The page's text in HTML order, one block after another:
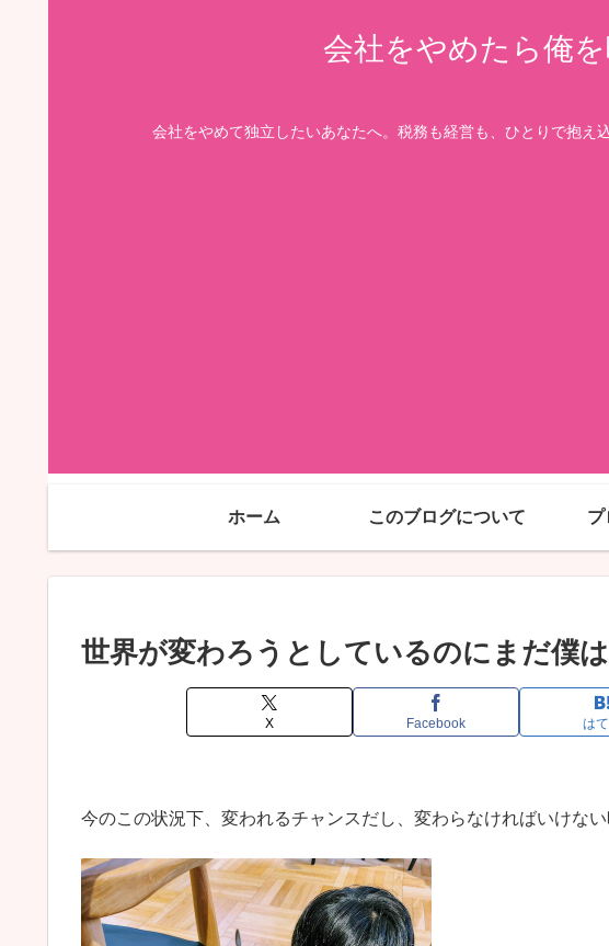
会社をやめたら俺
会社をやめて独立したいあなたへ。税務も経営も、ひとりで抱え
ホーム このブログについて プ
世界が変わろうとしているのにまだ僕は
X Facebook は
今のこの状況下、変われるチャンスだし、変わらなければいけない